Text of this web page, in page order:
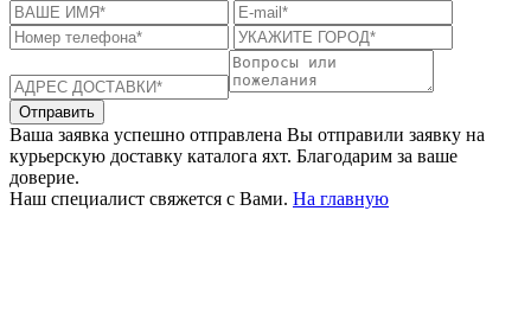
Отправить
Ваша заявка успешно отправлена Вы отправили заявку на
курьерскую доставку каталога яхт. Благодарим за ваше
доверие.
Наш специалист свяжется с Вами. На главную